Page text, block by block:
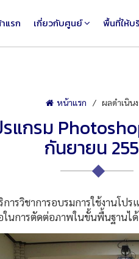
แรก เกี่ยวกับศูนย์ พื้นที่ให้บ
หน้าแรก ผลดำเนิน
รแกรม
กันยายน
าการอบรมการใช้งานโปร
ในการตัดต่อภาพในขั้นพื้นฐานได้